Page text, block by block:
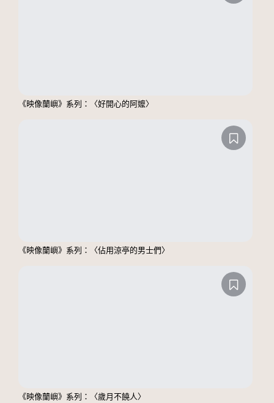
《映像蘭嶼》系列：〈好開心的阿嬤〉
《映像蘭嶼》系列：〈佔用涼亭的男士們〉
《映像蘭嶼》系列：〈歲月不饒人〉